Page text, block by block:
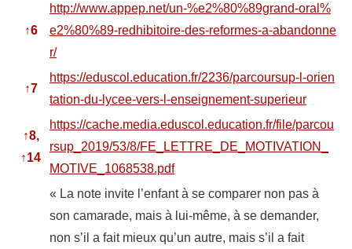
↑6
http://www.appep.net/un-%e2%80%89grand-oral%
e2%80%89-redhibitoire-des-reformes-a-abandonne
r/
↑7
https://eduscol.education.fr/2236/parcoursup-l-orien
tation-du-lycee-vers-l-enseignement-superieur
↑8,
↑14
https://cache.media.eduscol.education.fr/file/parcou
rsup_2019/53/8/FE_LETTRE_DE_MOTIVATION_
MOTIVE_1068538.pdf
« La note invite l’enfant à se comparer non pas à
son camarade, mais à lui-même, à se demander,
non s’il a fait mieux qu’un autre, mais s’il a fait